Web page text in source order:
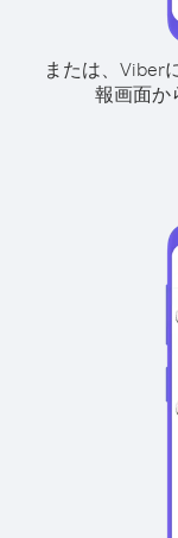
または、Viber
報画面か